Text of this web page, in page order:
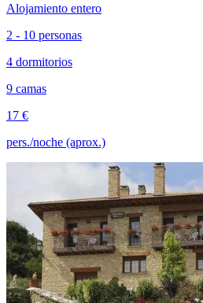
Alojamiento entero
2 - 10 personas
4 dormitorios
9 camas
17 €
pers./noche (aprox.)